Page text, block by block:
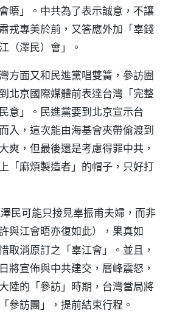
晤」。中共為了表示誠意，不讓
戎專美於前，又答應外加「辜錢
（澤民）會」。
方面又和民進黨唱雙簧，參訪團
北京國際媒體前表達台灣「完整
意」。民進黨要到北京宣示台
入，這次能由海基會夾帶偷渡到
爽，但最後還是考慮得罪中共，
「麻煩製造者」的帽子，只好打
民可能只接見辜振甫夫婦，而非
與江會晤亦復如此），果真如
取消原訂之「辜江會」。並且，
將宣佈與中共建交，層峰震怒，
陸的「參訪」時期，台灣當局將
參訪團」，提前結束行程。